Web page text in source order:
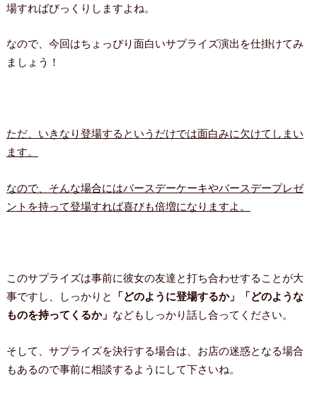
場すればびっくりしますよね。
なので、今回はちょっぴり面白いサプライズ演出を仕掛けてみ
ましょう！
ただ、いきなり登場するというだけでは面白みに欠けてしまい
ます。
なので、そんな場合にはバースデーケーキやバースデープレゼ
ントを持って登場すれば喜びも倍増になりますよ。
このサプライズは事前に彼女の友達と打ち合わせすることが大
事ですし、しっかりと
「どのように登場するか」「どのような
ものを持ってくるか」 などもしっかり話し合ってください。
そして、サプライズを決行する場合は、お店の迷惑となる場合
もあるので事前に相談するようにして下さいね。